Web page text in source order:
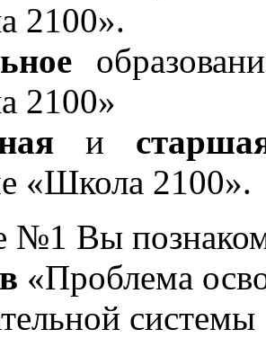
2100».
2100»
и
«Школа 2100».
№1 Вы
«Проблема